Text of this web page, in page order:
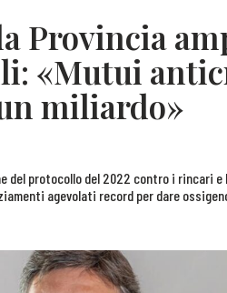
Provincia
«Mutui
miliardo»
protocollo del 2022 contro i rincari e
agevolati record per dare